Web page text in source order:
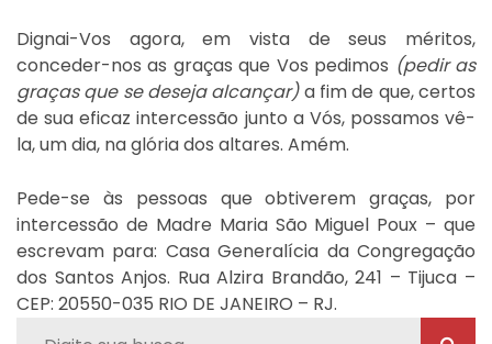
Dignai-Vos agora, em vista de seus méritos,
conceder-nos as graças que Vos pedimos (pedir as
graças que se deseja alcançar)a fim de que, certos
de sua eficaz intercessão junto a Vós, possamos vê-
la, um dia, na glória dos altares. Amém.
Pede-se às pessoas que obtiverem graças, por
intercessão de Madre Maria São Miguel Poux – que
escrevam para: Casa Generalícia da Congregação
dos Santos Anjos. Rua Alzira Brandão, 241 – Tijuca –
CEP: 20550-035 RIO DE JANEIRO – RJ.